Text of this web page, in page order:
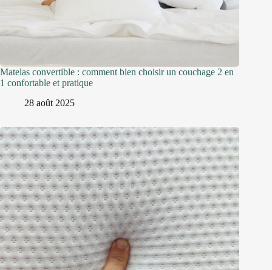
Matelas convertible : comment bien choisir un couchage 2 en
1 confortable et pratique
28 août 2025